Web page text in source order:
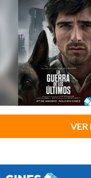
VER